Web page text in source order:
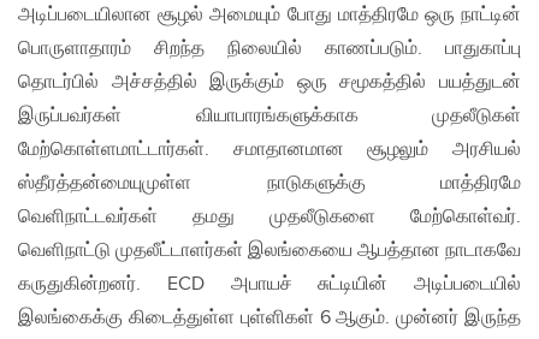
அடிப்படையிலான சூழல் அமையும் போது மாத்திரமே ஒரு நாட்டின்
பொருளாதாரம் சிறந்த நிலையில் காணப்படும். பாதுகாப்பு
தொடர்பில் அச்சத்தில் இருக்கும் ஒரு சமூகத்தில் பயத்துடன்
இருப்பவர்கள் வியாபாரங்களுக்காக முதலீடுகள்
மேற்கொள்ளமாட்டார்கள். சமாதானமான சூழலும் அரசியல்
ஸ்தீரத்தன்மையுமுள்ள நாடுகளுக்கு மாத்திரமே
வெளிநாட்டவர்கள் தமது முதலீடுகளை மேற்கொள்வர்.
வெளிநாட்டு முதலீட்டாளர்கள் இலங்கையை ஆபத்தான நாடாகவே
கருதுகின்றனர். ECD அபாயச் சுட்டியின் அடிப்படையில்
இலங்கைக்கு கிடைத்துள்ள புள்ளிகள் 6 ஆகும். முன்னர் இருந்த